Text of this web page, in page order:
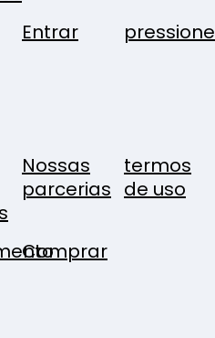
Entrar pressione
Nossas
parcerias
termos
de uso
Comprar